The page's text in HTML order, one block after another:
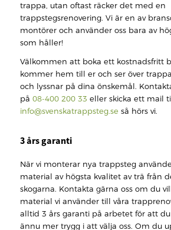
trappa, utan oftast räcker det med en
trappstegsrenovering. Vi är en av
montörer och använder oss bara av
som håller!
Välkommen att boka ett kostnadsfritt
kommer hem till er och ser över
och lyssnar på dina önskemål.
på 08-400 200 33 eller skicka ett mail
info@svenskatrappsteg.se så hörs vi.
3 års garanti
När vi monterar nya trappsteg
material av högsta kvalitet av trä från
skogarna. Kontakta gärna oss om du
material vi använder till våra
alltid 3 års garanti på arbetet för att
ännu mer trygg i att välja oss. Om du